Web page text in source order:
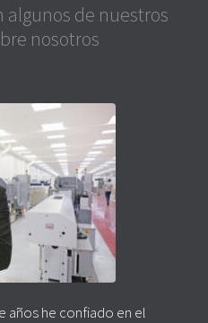
algunos de nuestros
nosotros
años he confiado en el